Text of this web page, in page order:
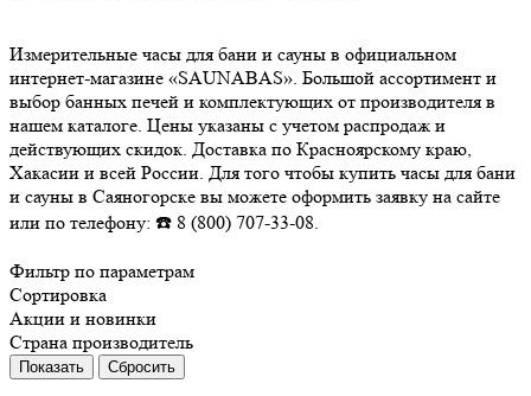
Измерительные часы для бани и сауны в официальном
интернет-магазине «SAUNABAS». Большой ассортимент и
выбор банных печей и комплектующих от производителя в
нашем каталоге. Цены указаны с учетом распродаж и
действующих скидок. Доставка по Красноярскому краю,
Хакасии и всей России. Для того чтобы купить часы для бани
и сауны в Саяногорске вы можете оформить заявку на сайте
или по телефону: ☎️ 8 (800) 707-33-08.
Фильтр по параметрам
Сортировка
Акции и новинки
Страна производитель
Сбросить